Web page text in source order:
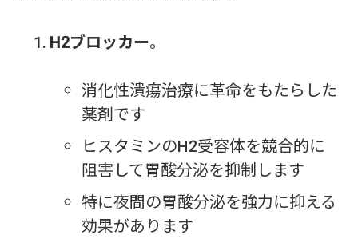
H2ブロッカー。
消化性潰瘍治療に革命をもたらした
薬剤です
ヒスタミンのH2受容体を競合的に
阻害して胃酸分泌を抑制します
特に夜間の胃酸分泌を強力に抑える
効果があります